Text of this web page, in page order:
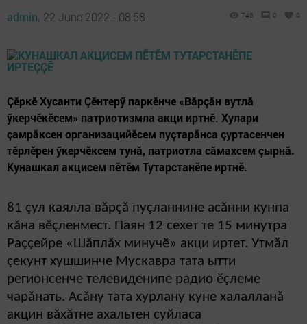
admin, 22 June 2022 - 08:58 745 0 0
Çӗркӗ Хусанти Çӗнтерӳ паркӗнче «Вăрçăн вутлă
ӳкерчӗкӗсем» патриотизмла акци иртнӗ. Хулари
çамрăксен организацийӗсем пуçтарăнса çуртасенчен
тӗрлӗрен ӳкерчӗксем тунă, патриотла сăмахсем çырнă.
Кунашкал акцисем пӗтӗм Тутарстанӗпе иртнӗ.
81 çул каялла вăрçă пуçланнине асăнни кунпа
кăна вӗçленмест. Паян 12 сехет те 15 минутра
Раççейре «Шăплăх минучӗ» акци иртет. Утмăл
çекунт хушшинче Мускавра тата ытти
регионсенче телевиденипе радио ӗçлеме
чарăнать. Асăну тата хурлану куне халалланă
акцин вăхăтне ахальтен суйласа